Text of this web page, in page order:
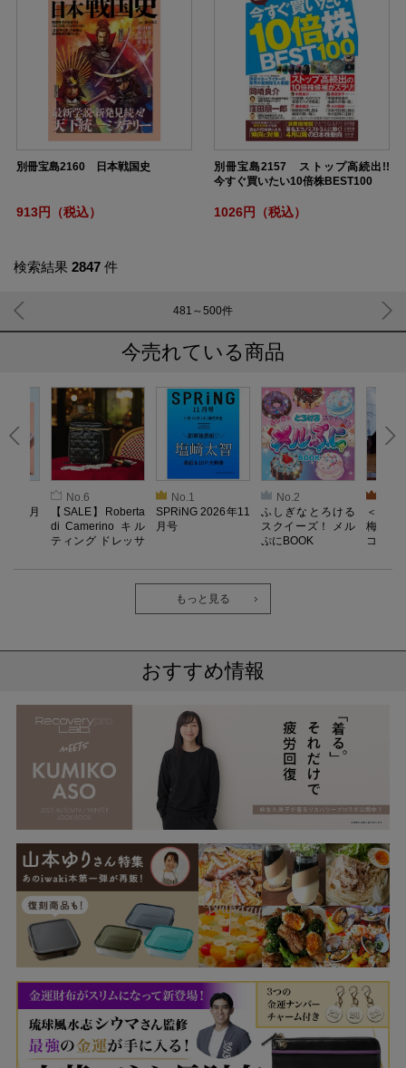
別冊宝島2160 日本戦国史
913円（税込）
別冊宝島2157 ストップ高続出!!
今すぐ買いたい10倍株BEST100
1026円（税込）
検索結果 2847 件
481～500件
今売れている商品
年9月
No.6
【SALE】Roberta
di Camerino キル
ティング ドレッサ
No.1
SPRiNG 2026年11
月号
No.2
ふしぎなとろける
スクイーズ！ メル
ぷにBOOK
＜
梅があ
コンポ
もっと見る
おすすめ情報